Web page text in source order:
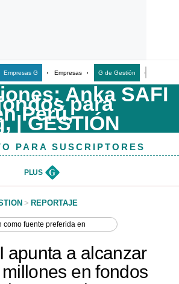
Empresas G Empresas G de Gestión
PARA SUSCRIPTORES
PLUS G
> REPORTAJE
como fuente preferida en
apunta a alcanzar
en fondos